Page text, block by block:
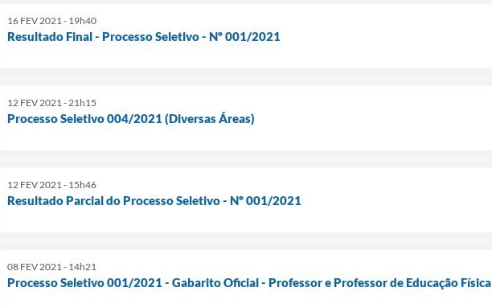
16 FEV 2021 - 19h40
Resultado Final - Processo Seletivo - Nº 001/2021
12 FEV 2021 - 21h15
Processo Seletivo 004/2021 (Diversas Áreas)
12 FEV 2021 - 15h46
Resultado Parcial do Processo Seletivo - Nº 001/2021
08 FEV 2021 - 14h21
Processo Seletivo 001/2021 - Gabarito Oficial - Professor e Professor de Educação Física